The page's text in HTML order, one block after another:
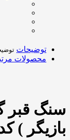
توضیحات
محصولات
سنگ قبر
بازیگر ) کد